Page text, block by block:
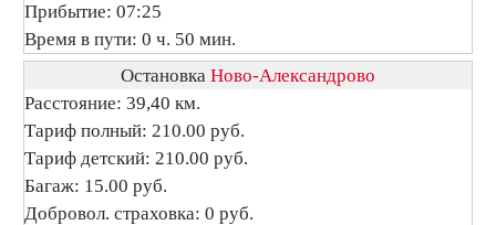
Прибытие: 07:25
Время в пути: 0 ч. 50 мин.
Остановка Ново-Александрово
Расстояние: 39,40 км.
Тариф полный: 210.00 руб.
Тариф детский: 210.00 руб.
Багаж: 15.00 руб.
Добровол. страховка: 0 руб.